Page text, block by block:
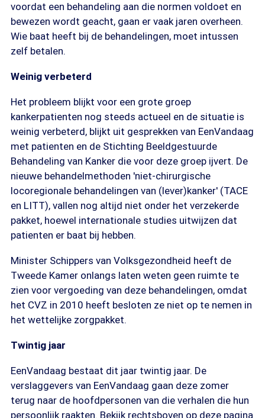
voordat een behandeling aan die normen voldoet en
bewezen wordt geacht, gaan er vaak jaren overheen.
Wie baat heeft bij de behandelingen, moet intussen
zelf betalen.
Weinig verbeterd
Het probleem blijkt voor een grote groep
kankerpatienten nog steeds actueel en de situatie is
weinig verbeterd, blijkt uit gesprekken van EenVandaag
met patienten en de Stichting Beeldgestuurde
Behandeling van Kanker die voor deze groep ijvert. De
nieuwe behandelmethoden 'niet-chirurgische
locoregionale behandelingen van (lever)kanker' (TACE
en LITT), vallen nog altijd niet onder het verzekerde
pakket, hoewel internationale studies uitwijzen dat
patienten er baat bij hebben.
Minister Schippers van Volksgezondheid heeft de
Tweede Kamer onlangs laten weten geen ruimte te
zien voor vergoeding van deze behandelingen, omdat
het CVZ in 2010 heeft besloten ze niet op te nemen in
het wettelijke zorgpakket.
Twintig jaar
EenVandaag bestaat dit jaar twintig jaar. De
verslaggevers van EenVandaag gaan deze zomer
terug naar de hoofdpersonen van die verhalen die hun
persoonlijk raakten. Bekijk rechtsboven op deze pagina